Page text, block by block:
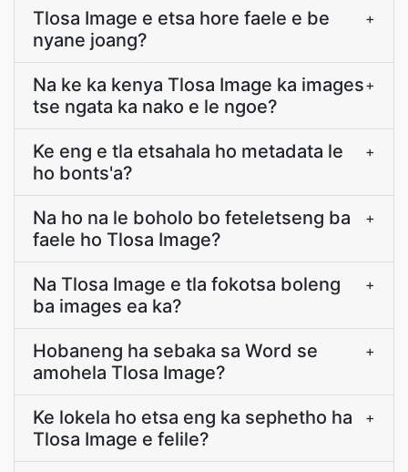
Tlosa Image e etsa hore faele e be
nyane joang?
+
Na ke ka kenya Tlosa Image ka images
tse ngata ka nako e le ngoe?
+
Ke eng e tla etsahala ho metadata le
ho bonts'a?
+
Na ho na le boholo bo feteletseng ba
faele ho Tlosa Image?
+
Na Tlosa Image e tla fokotsa boleng
ba images ea ka?
+
Hobaneng ha sebaka sa Word se
amohela Tlosa Image?
+
Ke lokela ho etsa eng ka sephetho ha
Tlosa Image e felile?
+